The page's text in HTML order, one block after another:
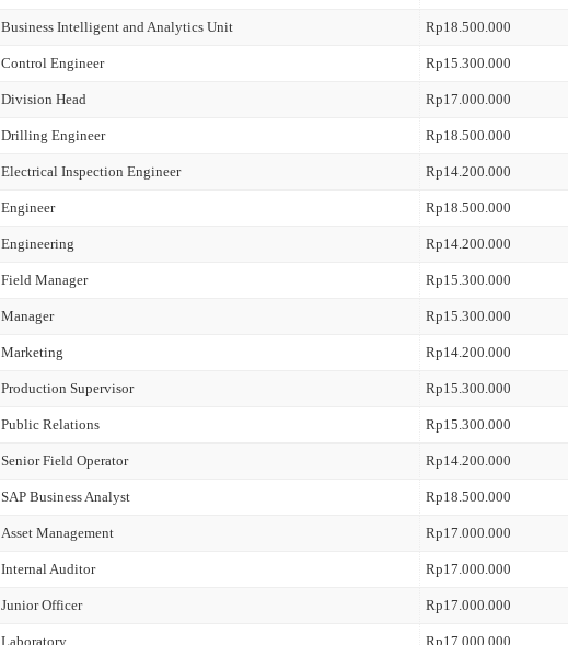
Business Intelligent and Analytics Unit Rp18.500.000
Control Engineer Rp15.300.000
Division Head Rp17.000.000
Drilling Engineer Rp18.500.000
Electrical Inspection Engineer Rp14.200.000
Engineer Rp18.500.000
Engineering Rp14.200.000
Field Manager Rp15.300.000
Manager Rp15.300.000
Marketing Rp14.200.000
Production Supervisor Rp15.300.000
Public Relations Rp15.300.000
Senior Field Operator Rp14.200.000
SAP Business Analyst Rp18.500.000
Asset Management Rp17.000.000
Internal Auditor Rp17.000.000
Junior Officer Rp17.000.000
Laboratory Rp17.000.000